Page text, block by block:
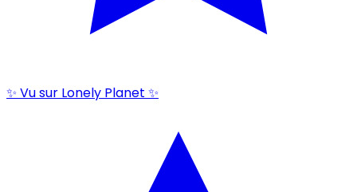
✨ Vu sur Lonely Planet ✨